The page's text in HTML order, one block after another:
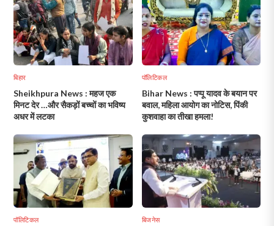
बिहार
Sheikhpura News : महज एक
मिनट देर …और सैकड़ों बच्चों का भविष्य
अधर में लटका
पॉलिटिकल
Bihar News : पप्पू यादव के बयान पर
बवाल, महिला आयोग का नोटिस, पिंकी
कुशवाहा का तीखा हमला!
पॉलिटिकल बिजनेस